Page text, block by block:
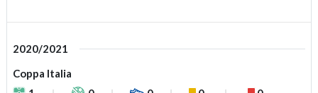
2020/2021
Coppa Italia